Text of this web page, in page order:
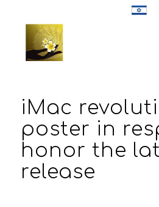
iMac
poster in
honor the
release